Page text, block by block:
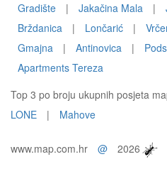
Gradište
| Jakačina Mala |
Brždanica
| Lončarić |
Gmajna
| Antinovica |
Apartments Tereza
Top 3 po broju ukupnih posjeta
LONE
| Mahove
www.map.com.hr @ 2026